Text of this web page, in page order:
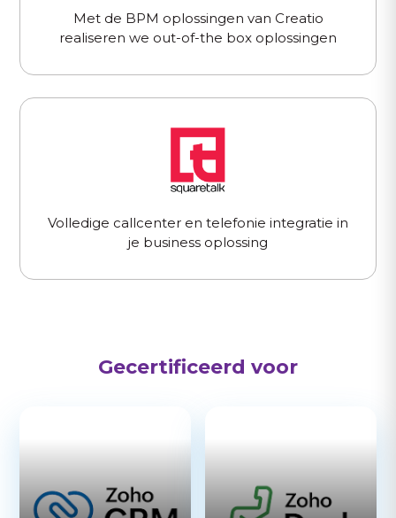
Met de BPM oplossingen van Creatio
realiseren we out-of-the box oplossingen
Volledige callcenter en telefonie integratie in
je business oplossing
Gecertificeerd voor